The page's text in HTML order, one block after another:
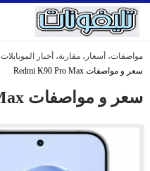
مواصفات، أسعار، مقارنة، أخبار الموبايلات
سعر و مواصفات Redmi K90 Pro Max
سعر و مواصفات Redmi K90 Pro Max